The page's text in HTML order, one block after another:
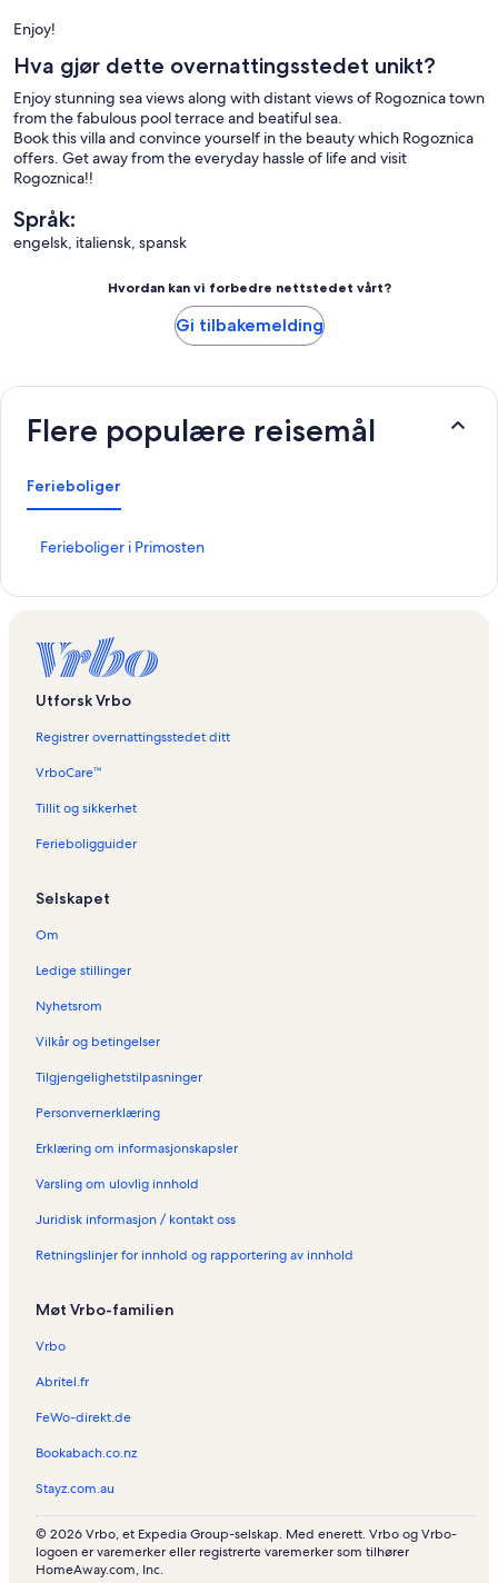
Enjoy!
Hva gjør dette overnattingsstedet unikt?
Enjoy stunning sea views along with distant views of Rogoznica town
from the fabulous pool terrace and beatiful sea.
Book this villa and convince yourself in the beauty which Rogoznica
offers. Get away from the everyday hassle of life and visit
Rogoznica!!
Språk:
engelsk, italiensk, spansk
Hvordan kan vi forbedre nettstedet vårt?
Gi tilbakemelding
Flere populære reisemål
Ferieboliger
Ferieboliger i Primosten
L
o
m
p
e
r
e
n
i
d
e
n
F
r
e
b
l
g
r
i
P
i
o
t
n
Utforsk Vrbo
Registrer overnattingsstedet ditt
VrboCare™
Tillit og sikkerhet
Ferieboligguider
Selskapet
Om
Ledige stillinger
Nyhetsrom
Vilkår og betingelser
Tilgjengelighetstilpasninger
Personvernerklæring
Erklæring om informasjonskapsler
Varsling om ulovlig innhold
Juridisk informasjon / kontakt oss
Retningslinjer for innhold og rapportering av innhold
Møt Vrbo-familien
Vrbo
Abritel.fr
FeWo-direkt.de
Bookabach.co.nz
Stayz.com.au
© 2026 Vrbo, et Expedia Group-selskap. Med enerett. Vrbo og Vrbo-
logoen er varemerker eller registrerte varemerker som tilhører
HomeAway.com, Inc.